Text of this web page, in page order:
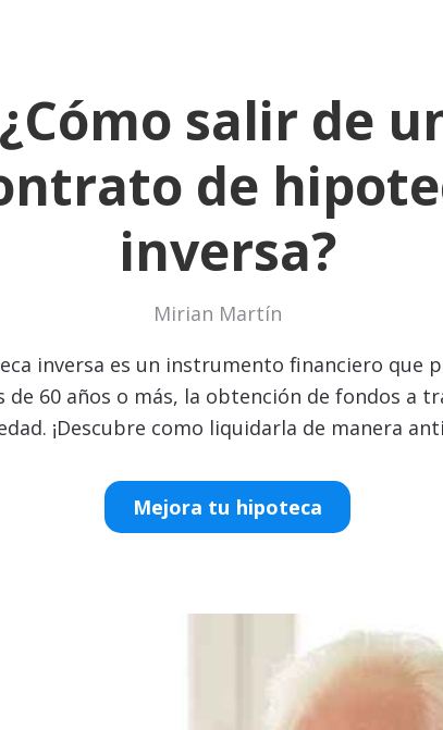
¿Cómo salir de
de
inversa?
Mirian Martín
inversa es un instrumento financiero que
de 60 años o más, la obtención de fondos a
¡Descubre como liquidarla de manera
Mejora tu hipoteca